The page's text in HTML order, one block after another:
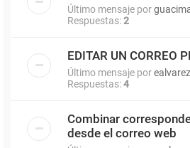
Último mensaje por
Respuestas:2
EDITAR UN CORREO
Último mensaje porealvarez
Respuestas:4
Combinar
desde el correo web